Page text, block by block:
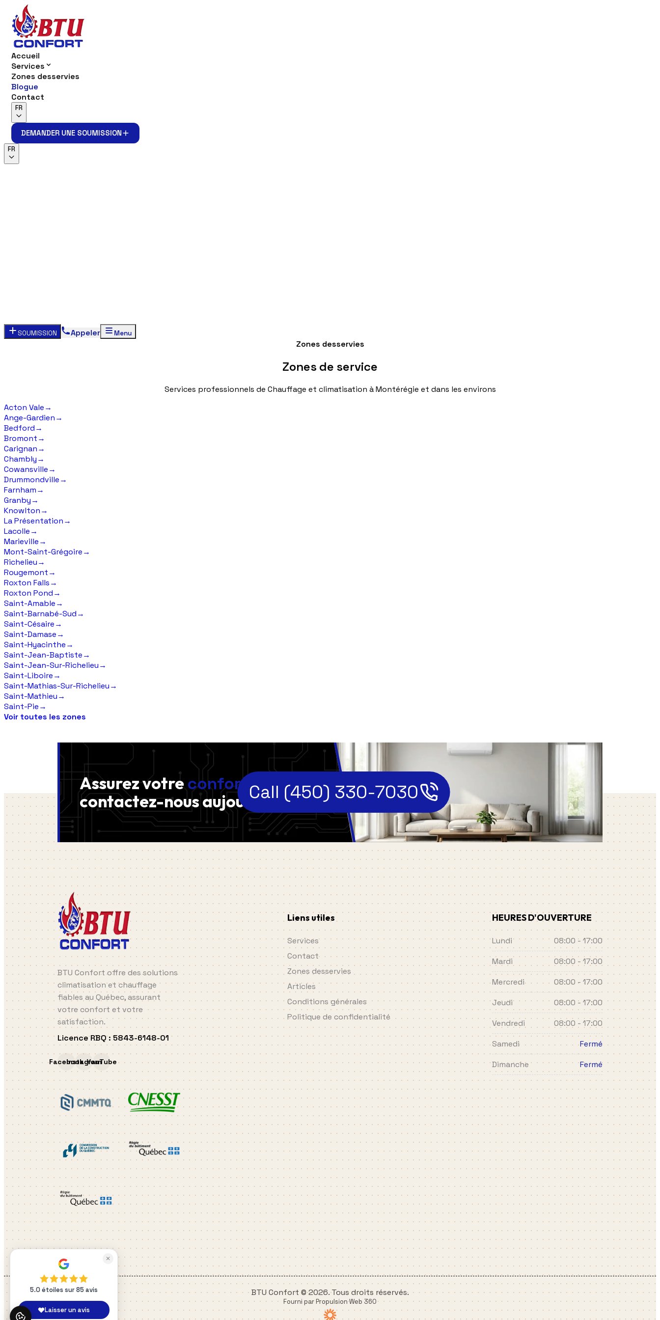
Accueil
Services
Zones desservies
Blogue
Contact
FR
DEMANDER UNE SOUMISSION
DEMANDER UNE SOUMISSION
FR
SOUMISSION Appeler Menu
Zones desservies
Zones de service
Services professionnels de Chauffage et climatisation à Montérégie et dans les environs
Acton Vale→
Ange-Gardien→
Bedford→
Bromont→
Carignan→
Chambly→
Cowansville→
Drummondville→
Farnham→
Granby→
Knowlton→
La Présentation→
Lacolle→
Marieville→
Mont-Saint-Grégoire→
Richelieu→
Rougemont→
Roxton Falls→
Roxton Pond→
Saint-Amable→
Saint-Barnabé-Sud→
Saint-Césaire→
Saint-Damase→
Saint-Hyacinthe→
Saint-Jean-Baptiste→
Saint-Jean-Sur-Richelieu→
Saint-Liboire→
Saint-Mathias-Sur-Richelieu→
Saint-Mathieu→
Saint-Pie→
Voir toutes les zones
Assurez votreconfort ,
contactez-nousaujourd'hui!Call (450) 330-7030
BTU Confort offre des solutions
climatisation et chauffage
fiables au Québec, assurant
votre confort et votre
satisfaction.
Licence RBQ : 5843-6148-01
FacebookInstagramYouTube
Liens utiles
Services
Contact
Zones desservies
Articles
Conditions générales
Politique de confidentialité
HEURES D'OUVERTURE
Lundi
08:00 - 17:00
Mardi
08:00 - 17:00
Mercredi
08:00 - 17:00
Jeudi
08:00 - 17:00
Vendredi
08:00 - 17:00
Samedi
Fermé
Dimanche
Fermé
BTU Confort © 2026. Tous droits réservés.
Fourni par Propulsion Web 360
✕
5.0 étoiles sur 85 avis
Laisser un avis